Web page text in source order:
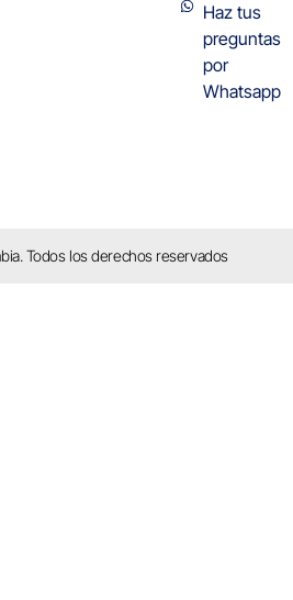
Haz tus
preguntas
por
Whatsapp
Todos los derechos reservados